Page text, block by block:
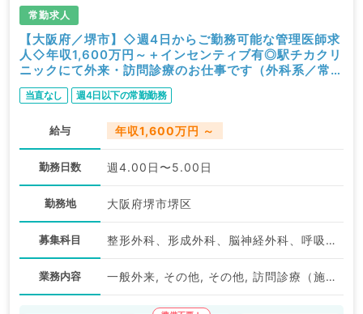
常勤求人
【大阪府／堺市】◇週4日からご勤務可能な管理医師求
人◇年収1,600万円～＋インセンティブ有◎駅チカクリ
ニックにて外来・訪問診療のお仕事です（外科系／常
勤）
当直なし 週4日以下の常勤勤務
給与 年収1,600万円 ～
勤務日数 週4.00日〜5.00日
勤務地 大阪府堺市堺区
募集科目 整形外科、形成外科、脳神経外科、呼吸器外科、心臓血管外科、小児外科、泌尿器科、外科系全般、一般外科、消化器外科、乳腺外科、スポーツ整形外科、大腸・肛門外科、脊髄・脊椎外科
業務内容 一般外来, その他, その他, 訪問診療（施設）